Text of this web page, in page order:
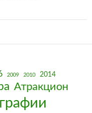
2009 2010 2014
Атракцион